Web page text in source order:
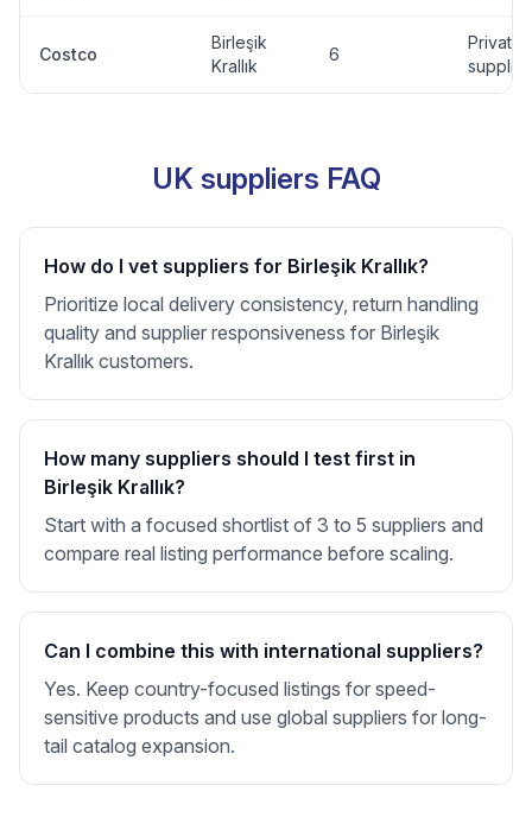
Costco
Birleşik
Krallık
6
Private
supplier
UK suppliers FAQ
How do I vet suppliers for Birleşik Krallık?
Prioritize local delivery consistency, return handling
quality and supplier responsiveness for Birleşik
Krallık customers.
How many suppliers should I test first in
Birleşik Krallık?
Start with a focused shortlist of 3 to 5 suppliers and
compare real listing performance before scaling.
Can I combine this with international suppliers?
Yes. Keep country-focused listings for speed-
sensitive products and use global suppliers for long-
tail catalog expansion.